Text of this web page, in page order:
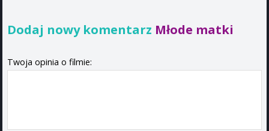
Dodaj nowy komentarz Młode matki
Twoja opinia o filmie: